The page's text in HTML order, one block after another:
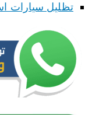
تظليل سيارات